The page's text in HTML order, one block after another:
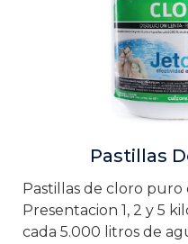
Pastillas
Pastillas de cloro puro
Presentacion 1, 2 y 5
cada 5.000 litros de